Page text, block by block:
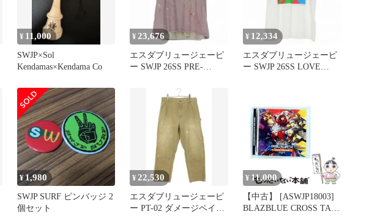
¥ 11,000
SWJP×Sol
Kendamas×Kendama Co
¥ 23,676
エスダブリュージェーピ
ー SWJP 26SS PRE-
Tシャツ カットソー レイ
ヤード 半袖 M グレー/パ
ープル SW-26SS-010
¥ 12,334
エスダブリュージェーピ
ー SWJP 26SS LOVE
¥1,980
SWJP SURF ピンバッジ 2
個セット
¥ 22,530
エスダブリュージェーピ
ー PT-02 ダメージペイン
¥ 11,000
【中古】 [ASWJP18003]
BLAZBLUE CROSS TAG